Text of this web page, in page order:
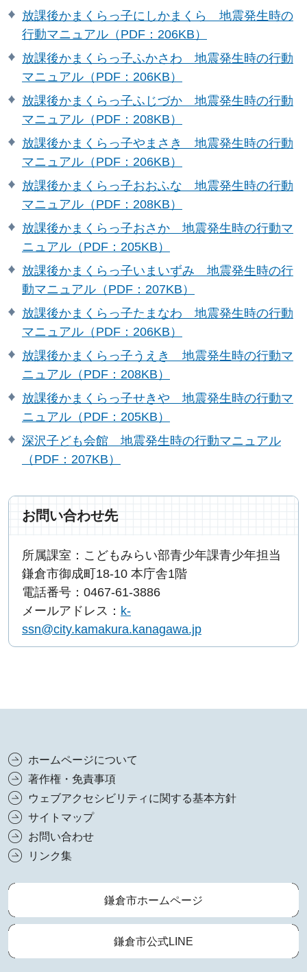
放課後かまくらっ子にしかまくら 地震発生時の
行動マニュアル（PDF：206KB）
放課後かまくらっ子ふかさわ 地震発生時の行動
マニュアル（PDF：206KB）
放課後かまくらっ子ふじづか 地震発生時の行動
マニュアル（PDF：208KB）
放課後かまくらっ子やまさき 地震発生時の行動
マニュアル（PDF：206KB）
放課後かまくらっ子おおふな 地震発生時の行動
マニュアル（PDF：208KB）
放課後かまくらっ子おさか 地震発生時の行動マ
ニュアル（PDF：205KB）
放課後かまくらっ子いまいずみ 地震発生時の行
動マニュアル（PDF：207KB）
放課後かまくらっ子たまなわ 地震発生時の行動
マニュアル（PDF：206KB）
放課後かまくらっ子うえき 地震発生時の行動マ
ニュアル（PDF：208KB）
放課後かまくらっ子せきや 地震発生時の行動マ
ニュアル（PDF：205KB）
深沢子ども会館 地震発生時の行動マニュアル
（PDF：207KB）
お問い合わせ先
所属課室：こどもみらい部青少年課青少年担当
鎌倉市御成町18-10 本庁舎1階
電話番号：0467-61-3886
メールアドレス： k-
ssn@city.kamakura.kanagawa.jp
ホームページについて
著作権・免責事項
ウェブアクセシビリティに関する基本方針
サイトマップ
お問い合わせ
リンク集
鎌倉市ホームページ
鎌倉市公式LINE